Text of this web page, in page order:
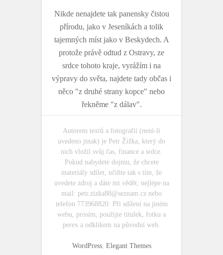
Nikde nenajdete tak panensky čistou
přírodu, jako v Jeseníkách a tolik
tajemných míst jako v Beskydech. A
protože právě odtud z Ostravy, ze
srdce tohoto kraje, vyrážím i na
výpravy do světa, najdete tady občas i
něco "z druhé strany kopce" nebo
řekněme "z dálav".
Autorem textů a fotografií (není-li
uvedeno jinak) je Petr Žižka, který do
nich vložil svůj čas, finance a srdce.
Pokud nabydete dojmu, že chcete
materiály sdílet, učiňte tak s tím, že
uvedete zdroj a dáte mi vědět, nejlépe na
mail: petr.zizka88@seznam.cz nebo
telefon 773968820. Při sdílení na jiném
webu, prosím, použijte titulek, fotku a
perex a odklikem na původní web.
WordPress, Elegant Themes